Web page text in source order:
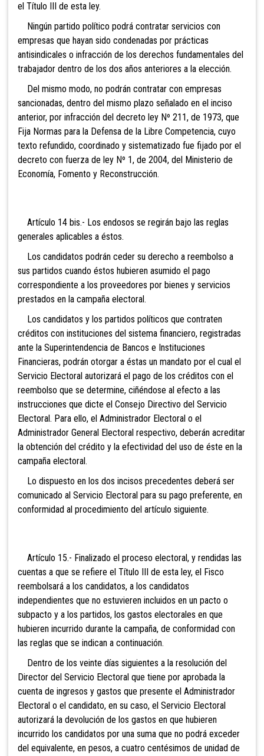
el Título III de esta ley.
Ningún partido político podrá contratar servicios con
empresas que hayan sido condenadas por prácticas
antisindicales o infracción de los derechos fundamentales del
trabajador dentro de los dos años anteriores a la elección.
Del mismo modo, no podrán contratar con empresas
sancionadas, dentro del mismo plazo señalado en el inciso
anterior, por infracción del decreto ley Nº 211, de 1973, que
Fija Normas para la Defensa de la Libre Competencia, cuyo
texto refundido, coordinado y sistematizado fue fijado por el
decreto con fuerza de ley Nº 1, de 2004, del Ministerio de
Economía, Fomento y Reconstrucción.
Artículo 14 bis.- Los endosos se regirán bajo las reglas
generales aplicables a éstos.
Los candidatos podrán ceder su derecho a reembolso a
sus partidos cuando éstos hubieren asumido el pago
correspondiente a los proveedores por bienes y servicios
prestados en la campaña electoral.
Los candidatos y los partidos políticos que contraten
créditos con instituciones del sistema financiero, registradas
ante la Superintendencia de Bancos e Instituciones
Financieras, podrán otorgar a éstas un mandato por el cual el
Servicio Electoral autorizará el pago de los créditos con el
reembolso que se determine, ciñéndose al efecto a las
instrucciones que dicte el Consejo Directivo del Servicio
Electoral. Para ello, el Administrador Electoral o el
Administrador General Electoral respectivo, deberán acreditar
la obtención del crédito y la efectividad del uso de éste en la
campaña electoral.
Lo dispuesto en los dos incisos precedentes deberá ser
comunicado al Servicio Electoral para su pago preferente, en
conformidad al procedimiento del artículo siguiente.
Artículo 15.- Finalizado el proceso electoral, y rendidas las
cuentas a que se refiere el Título III de esta ley, el Fisco
reembolsará a los candidatos, a los candidatos
independientes que no estuvieren incluidos en un pacto o
subpacto y a los partidos, los gastos electorales en que
hubieren incurrido durante la campaña, de conformidad con
las reglas que se indican a continuación.
Dentro de los veinte días siguientes a la resolución del
Director del Servicio Electoral que tiene por aprobada la
cuenta de ingresos y gastos que presente el Administrador
Electoral o el candidato, en su caso, el Servicio Electoral
autorizará la devolución de los gastos en que hubieren
incurrido los candidatos por una suma que no podrá exceder
del equivalente, en pesos, a cuatro centésimos de unidad de